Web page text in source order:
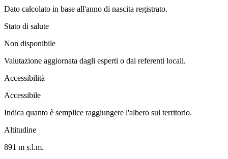
Dato calcolato in base all'anno di nascita registrato.
Stato di salute
Non disponibile
Valutazione aggiornata dagli esperti o dai referenti locali.
Accessibilità
Accessibile
Indica quanto è semplice raggiungere l'albero sul territorio.
Altitudine
891 m s.l.m.